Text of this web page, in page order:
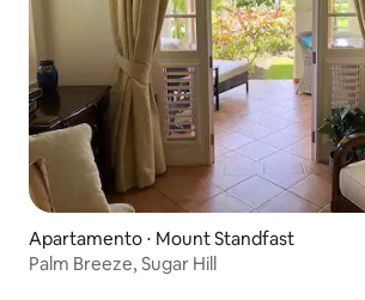
Apartamento ⋅ Mount Standfast
Palm Breeze, Sugar Hill